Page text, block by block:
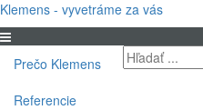
Klemens - vyvetráme za vás
Prečo Klemens
Referencie